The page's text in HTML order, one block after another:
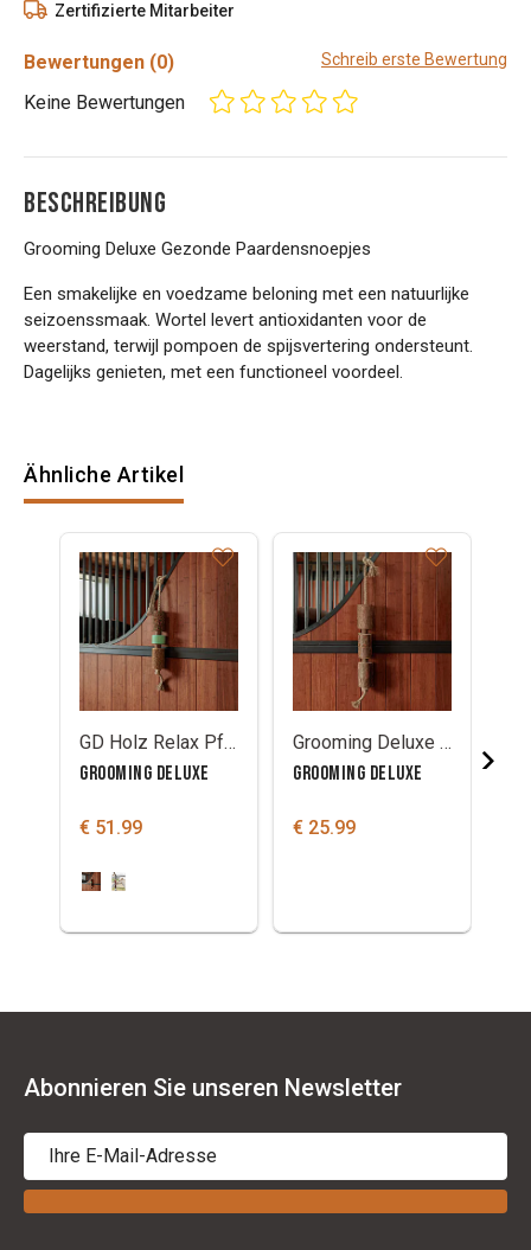
Zertifizierte Mitarbeiter
Bewertungen (0) Schreib erste Bewertung
Keine Bewertungen
BESCHREIBUNG
Grooming Deluxe Gezonde Paardensnoepjes
Een smakelijke en voedzame beloning met een natuurlijke
seizoenssmaak. Wortel levert antioxidanten voor de
weerstand, terwijl pompoen de spijsvertering ondersteunt.
Dagelijks genieten, met een functioneel voordeel.
Ähnliche Artikel
GD Holz Relax Pferdespielzeug mit Salzleckstein
GROOMING DELUXE
€ 51.99
Grooming Deluxe Houten Relax Horse Toy
GROOMING DELUXE
€ 25.99
Abonnieren Sie unseren Newsletter